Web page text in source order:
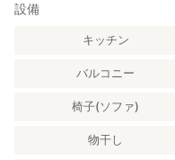
設備
キッチン
バルコニー
椅子(ソファ)
物干し